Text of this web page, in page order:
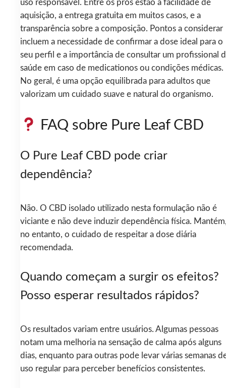
uso responsável. Entre os prós estão a facilidade de
aquisição, a entrega gratuita em muitos casos, e a
transparência sobre a composição. Pontos a considerar
incluem a necessidade de confirmar a dose ideal para o
seu perfil e a importância de consultar um profissional
saúde em caso de medicationos ou condições médicas.
No geral, é uma opção equilibrada para adultos que
valorizam um cuidado suave e natural do organismo.
FAQ sobre Pure Leaf CBD
O Pure Leaf CBD pode criar
dependência?
Não. O CBD isolado utilizado nesta formulação não é
viciante e não deve induzir dependência física.
no entanto, o cuidado de respeitar a dose diária
recomendada.
Quando começam a surgir os efeitos?
Posso esperar resultados rápidos?
Os resultados variam entre usuários. Algumas pessoas
notam uma melhoria na sensação de calma após alguns
dias, enquanto para outras pode levar várias semanas
uso regular para perceber benefícios consistentes.